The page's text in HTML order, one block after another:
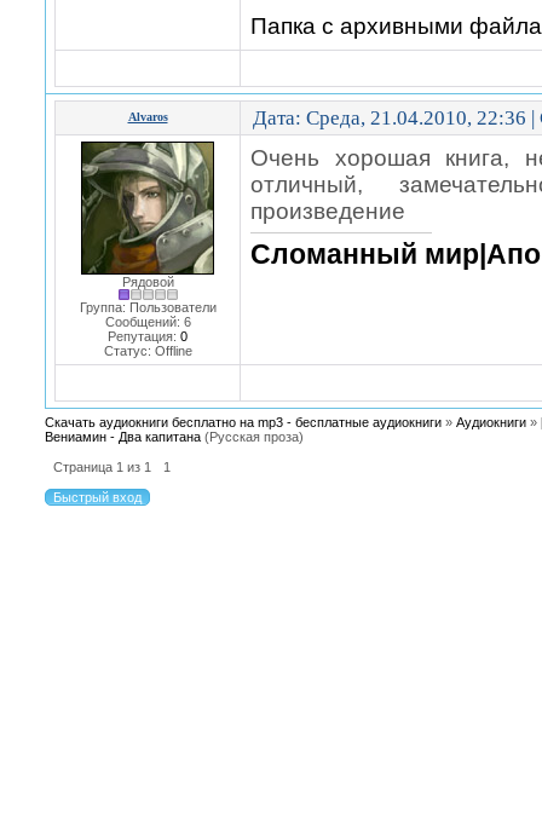
Папка с архивными
Alvaros Дата: Среда, 21.04.2010, 22:36
Рядовой
Группа: Пользователи
Сообщений: 6
Репутация: 0
Статус: Offline
Очень хорошая книга,
отличный,
произведение
Сломанный
Скачать аудиокниги бесплатно на mp3 - бесплатные аудиокниги » Аудиокниги »
Вениамин - Два капитана (Русская проза)
Страница 1 из 1 1